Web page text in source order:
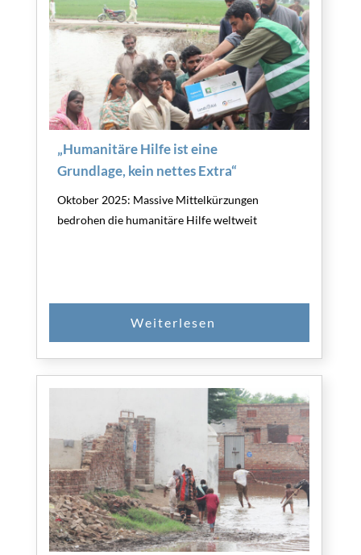
„Humanitäre Hilfe ist eine
Grundlage, kein nettes Extra“
Oktober 2025: Massive Mittelkürzungen
bedrohen die humanitäre Hilfe weltweit